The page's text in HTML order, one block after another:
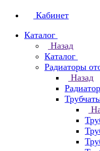
Кабинет
Каталог
Назад
Каталог
Радиаторы
Назад